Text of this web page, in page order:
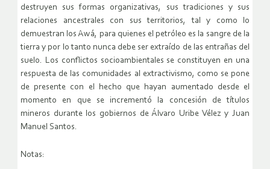
destruyen sus formas organizativas, sus tradiciones y sus
relaciones ancestrales con sus territorios, tal y como lo
demuestran los Awá, para quienes el petróleo es la sangre de la
tierra y por lo tanto nunca debe ser extraído de las entrañas del
suelo. Los conflictos socioambientales se constituyen en una
respuesta de las comunidades al extractivismo, como se pone
de presente con el hecho que hayan aumentado desde el
momento en que se incrementó la concesión de títulos
mineros durante los gobiernos de Álvaro Uribe Vélez y Juan
Manuel Santos.
Notas: